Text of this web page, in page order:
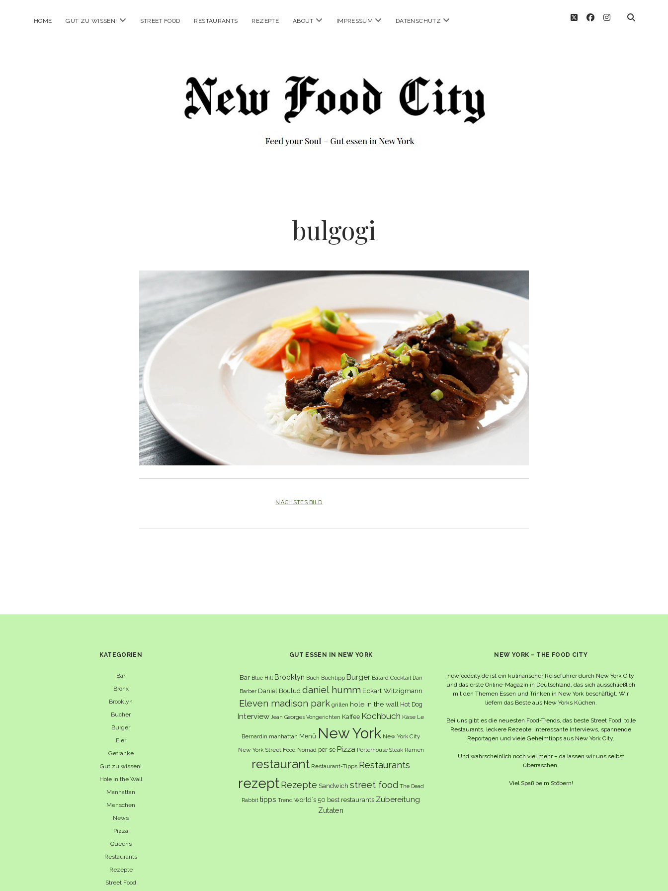
HOME GUT ZU WISSEN! Menü
STREET FOOD RESTAURANTS REZEPTE ABOUT Menü
IMPRESSUM Menü
DATENSCHUTZ Menü
twitterfacebook
instagram
bulgogi
NÄCHSTES BILD
KATEGORIEN
Bar
Bronx
Brooklyn
Bücher
Burger
Eier
Getränke
Gut zu wissen!
Hole in the Wall
Manhattan
Menschen
News
Pizza
Queens
Restaurants
Rezepte
Street Food
GUT ESSEN IN NEW YORK
Bar Blue Hill Brooklyn Buch Buchtipp Burger Bâtard Cocktail Dan
Barber Daniel Boulud daniel humm Eckart Witzigmann
Eleven madison park grillen hole in the wall Hot Dog
Interview Jean Georges Vongerichten Kaffee Kochbuch Käse Le
Bernardin manhattan Menü New York New York City
New York Street Food Nomad per se Pizza Porterhouse Steak Ramen
restaurant Restaurant-Tipps Restaurants
rezept Rezepte Sandwich street food The Dead
Rabbit tipps Trend world´s 50 best restaurants Zubereitung
Zutaten
NEW YORK – THE FOOD CITY
newfoodcity.de ist ein kulinarischer Reiseführer durch New York City
und das erste Online-Magazin in Deutschland, das sich ausschließlich
mit den Themen Essen und Trinken in New York beschäftigt. Wir
liefern das Beste aus New Yorks Küchen.
Bei uns gibt es die neuesten Food-Trends, das beste Street Food, tolle
Restaurants, leckere Rezepte, interessante Interviews, spannende
Reportagen und viele Geheimtipps aus New York City.
Und wahrscheinlich noch viel mehr – da lassen wir uns selbst
überraschen.
Viel Spaß beim Stöbern!